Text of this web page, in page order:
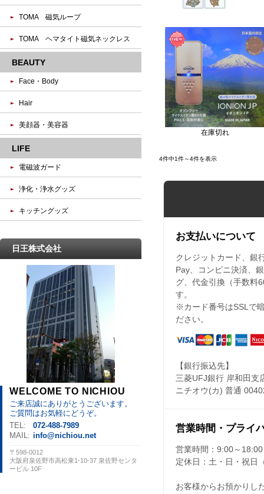
在庫切れ
4件中1件～4件を表示
お支払いについて
クレジットカード、銀
Pay、コンビニ決済、
グ、代金引換（手数料
す。
※カード番号はSSLで
ださい。
【銀行振込先】
三菱UFJ銀行 岸和田支
ニチオウ(カ) 普通
営業時間・プライ
営業時間： 9:00～18:00
定休日： 土・日・祝日
お客様からお預かりし
TOMA 磁気ループ
TOMA ヘマタイト磁気ネックレス
BEAUTY
Face・Body
Hair
美顔器・美容器
LIFE
電磁波ガード
浄化・浄水グッズ
キッチングッズ
日王株式会社
WELCOME TO NICHIOU
ご来店誠にありがとうございます。
ご質問はお気軽にどうぞ。
TEL:
072-488-7989
MAIL: info@nichiou.net
〒598-0012
大阪府泉佐野市高松東1-10-37 泉佐野センタ
ービル 10F